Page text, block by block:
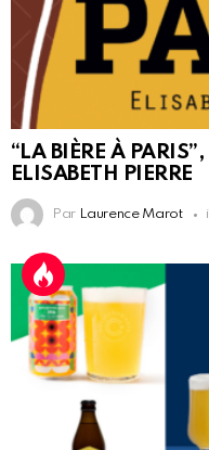
“LA BIÈRE À
ELISABETH PIERRE
Par Laurence Marot